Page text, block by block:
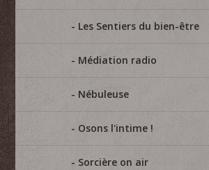
Les Sentiers du bien-être
Médiation radio
Nébuleuse
Osons l'intime !
Sorcière on air